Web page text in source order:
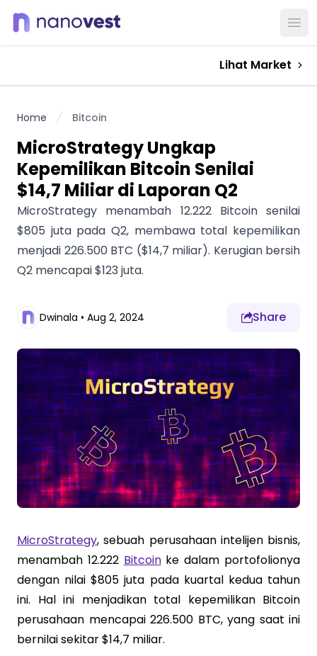
Lihat Market
Home Bitcoin
MicroStrategy Ungkap
Kepemilikan Bitcoin Senilai
$14,7 Miliar di Laporan Q2
MicroStrategy menambah 12.222 Bitcoin senilai
$805 juta pada Q2, membawa total kepemilikan
menjadi 226.500 BTC ($14,7 miliar). Kerugian bersih
Q2 mencapai $123 juta.
Dwinala • Aug 2, 2024 Share
MicroStrategy, sebuah perusahaan intelijen bisnis,
menambah 12.222 Bitcoinke dalam portofolionya
dengan nilai $805 juta pada kuartal kedua tahun
ini. Hal ini menjadikan total kepemilikan Bitcoin
perusahaan mencapai 226.500 BTC, yang saat ini
bernilai sekitar $14,7 miliar.